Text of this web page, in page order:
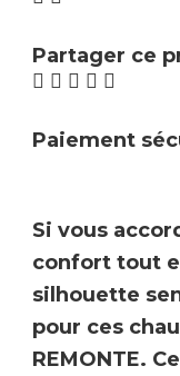
Partager ce
Paiement
Si vous
confort tout
silhouette
pour ces
REMONTE.